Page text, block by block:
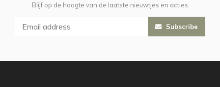
Blijf op de hoogte van de laatste nieuwtjes en acties
Subscribe